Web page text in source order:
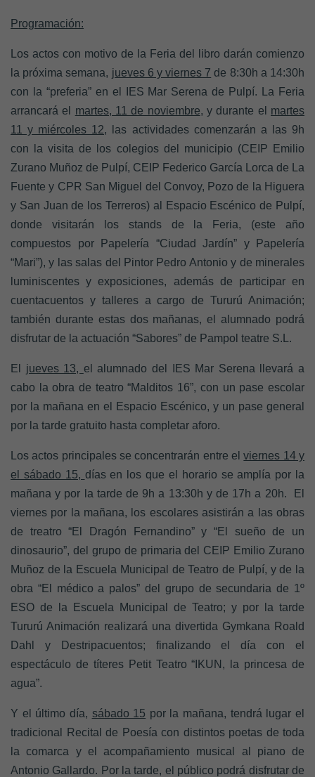
Programación:
Los actos con motivo de la Feria del libro darán comienzo
la próxima semana, jueves 6 y viernes 7 de 8:30h a 14:30h
con la “preferia” en el IES Mar Serena de Pulpí. La Feria
arrancará el martes, 11 de noviembre, y durante el martes
11 y miércoles 12, las actividades comenzarán a las 9h
con la visita de los colegios del municipio (CEIP Emilio
Zurano Muñoz de Pulpí, CEIP Federico García Lorca de La
Fuente y CPR San Miguel del Convoy, Pozo de la Higuera
y San Juan de los Terreros) al Espacio Escénico de Pulpí,
donde visitarán los stands de la Feria, (este año
compuestos por Papelería “Ciudad Jardín” y Papelería
“Mari”), y las salas del Pintor Pedro Antonio y de minerales
luminiscentes y exposiciones, además de participar en
cuentacuentos y talleres a cargo de Tururú Animación;
también durante estas dos mañanas, el alumnado podrá
disfrutar de la actuación “Sabores” de Pampol teatre S.L.
El jueves 13, el alumnado del IES Mar Serena llevará a
cabo la obra de teatro “Malditos 16”, con un pase escolar
por la mañana en el Espacio Escénico, y un pase general
por la tarde gratuito hasta completar aforo.
Los actos principales se concentrarán entre elviernes 14 y
el sábado 15, días en los que el horario se amplía por la
mañana y por la tarde de 9h a 13:30h y de 17h a 20h. El
viernes por la mañana, los escolares asistirán a las obras
de treatro “El Dragón Fernandino” y “El sueño de un
dinosaurio”, del grupo de primaria del CEIP Emilio Zurano
Muñoz de la Escuela Municipal de Teatro de Pulpí, y de la
obra “El médico a palos” del grupo de secundaria de 1º
ESO de la Escuela Municipal de Teatro; y por la tarde
Tururú Animación realizará una divertida Gymkana Roald
Dahl y Destripacuentos; finalizando el día con el
espectáculo de títeres Petit Teatro “IKUN, la princesa de
agua”.
Y el último día, sábado 15 por la mañana, tendrá lugar el
tradicional Recital de Poesía con distintos poetas de toda
la comarca y el acompañamiento musical al piano de
Antonio Gallardo. Por la tarde, el público podrá disfrutar de